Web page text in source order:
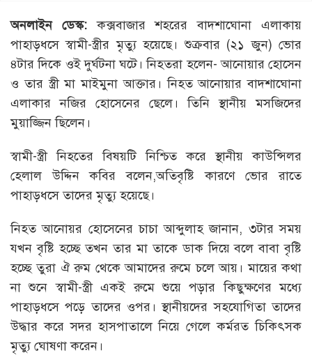
অনলাইন ডেস্ক:কক্সবাজার শহরের বাদশাঘোনা এলাকায়
পাহাড়ধসে স্বামী-স্ত্রীর মৃত্যু হয়েছে। শুক্রবার (২১ জুন) ভোর
৪টার দিকে ওই দুর্ঘটনা ঘটে। নিহতরা হলেন- আনোয়ার হোসেন
ও তার স্ত্রী মা মাইমুনা আক্তার। নিহত আনোয়ার বাদশাঘোনা
এলাকার নজির হোসেনের ছেলে। তিনি স্থানীয় মসজিদের
মুয়াজ্জিন ছিলেন।
স্বামী-স্ত্রী নিহতের বিষয়টি নিশ্চিত করে স্থানীয় কাউন্সিলর
হেলাল উদ্দিন কবির বলেন,অতিবৃষ্টি কারণে ভোর রাতে
পাহাড়ধসে তাদের মৃত্যু হয়েছে।
নিহত আনোয়র হোসেনের চাচা আব্দুলাহ জানান, ৩টার সময়
যখন বৃষ্টি হচ্ছে তখন তার মা তাকে ডাক দিয়ে বলে বাবা বৃষ্টি
হচ্ছে তুরা ঐ রুম থেকে আমাদের রুমে চলে আয়। মায়ের কথা
না শুনে স্বামী-স্ত্রী একই রুমে শুয়ে পড়ার কিছুক্ষণের মধ্যে
পাহাড়ধসে পড়ে তাদের ওপর। স্থানীয়দের সহযোগিতা তাদের
উদ্ধার করে সদর হাসপাতালে নিয়ে গেলে কর্মরত চিকিৎসক
মৃত্যু ঘোষণা করেন।